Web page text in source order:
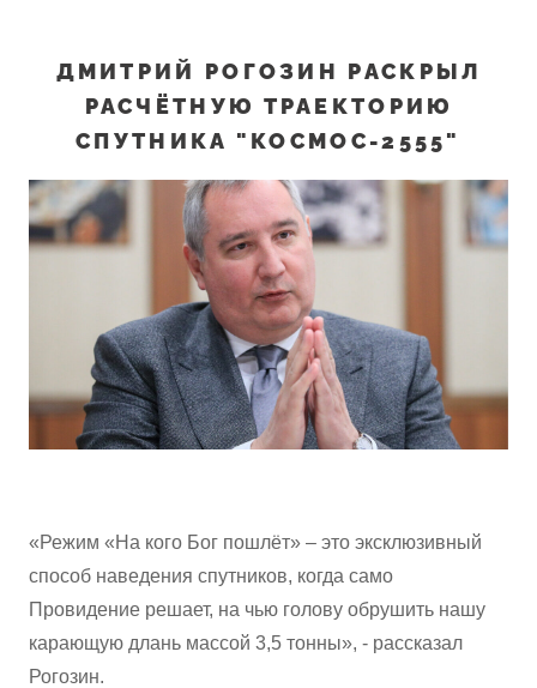
ДМИТРИЙ РОГОЗИН РАСКРЫЛ
РАСЧЁТНУЮ ТРАЕКТОРИЮ
СПУТНИКА "КОСМОС-2555"
«Режим «На кого Бог пошлёт» – это эксклюзивный
способ наведения спутников, когда само
Провидение решает, на чью голову обрушить нашу
карающую длань массой 3,5 тонны», - рассказал
Рогозин.